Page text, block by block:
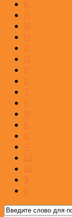
К
Л
М
Н
О
П
Р
С
Т
У
Ф
Х
Ц
Ч
Ш
Щ
Э
Я